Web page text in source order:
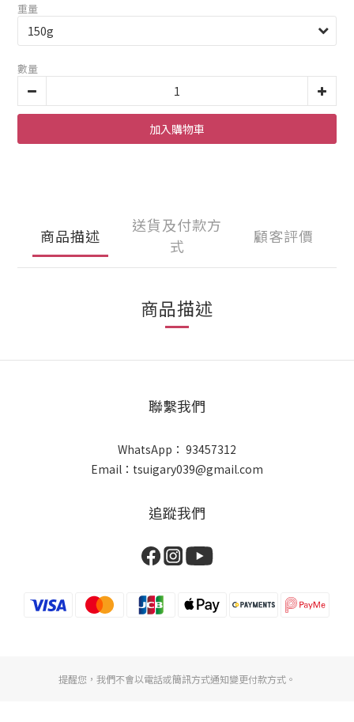
重量
數量
加入購物車
商品描述
送貨及付款方
式
顧客評價
商品描述
聯繫我們
WhatsApp： 93457312
Email：tsuigary039@gmail.com
追蹤我們
提醒您，我們不會以電話或簡訊方式通知變更付款方式。